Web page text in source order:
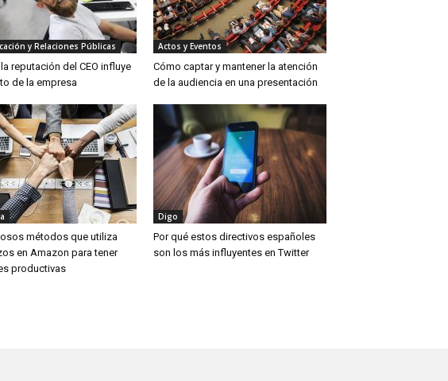
y Relaciones Públicas
reputación del CEO influye
de la empresa
Actos y Eventos
Cómo captar y mantener la atención
de la audiencia en una presentación
métodos que utiliza
en Amazon para tener
productivas
Digo
Por qué estos directivos españoles
son los más influyentes en Twitter